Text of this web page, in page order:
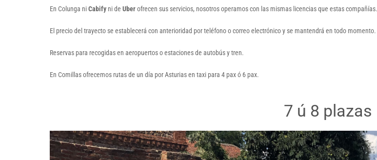
En Colunga niCabify ni de Uberofrecen sus servicios, nosotros operamos con las mismas licencias que estas compañías.
El precio del trayecto se establecerá con anterioridad por teléfono o correo electrónico y se mantendrá en todo momento.
Reservas para recogidas en aeropuertos o estaciones de autobús y tren.
En Comillas ofrecemos rutas de un día por Asturias en taxi para 4 pax ó 6 pax.
7 ú 8 plazas